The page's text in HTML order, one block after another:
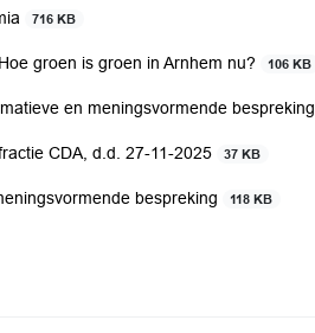
716 KB
groen is groen in Arnhem nu? 106 KB
en meningsvormende bespreking
CDA, d.d. 27-11-2025 37 KB
bespreking 118 KB